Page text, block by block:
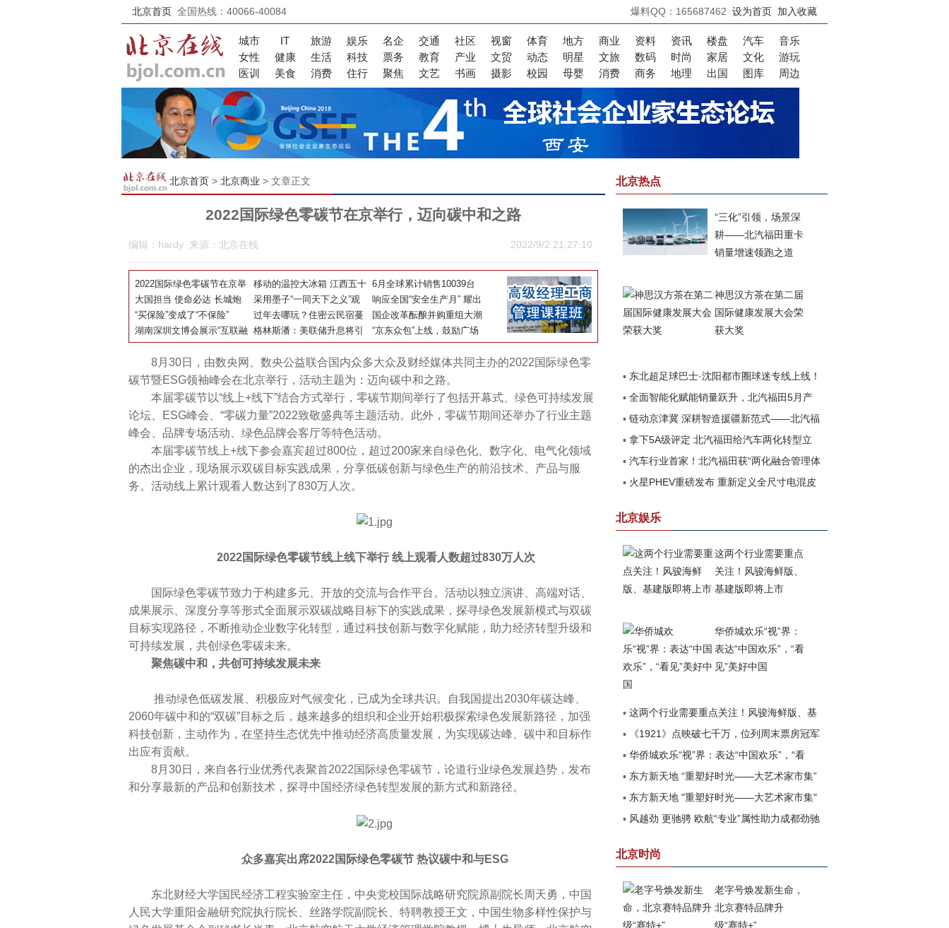
爆料QQ：165687462 设为首页 加入收藏
北京首页 全国热线：40066-40084
城市 IT 旅游 娱乐 名企 交通 社区 视窗 体育 地方 商业 资料 资讯 楼盘 汽车
音乐
女性
健康 生活 科技 票务 教育 产业 文贸 动态 明星 文旅 数码 时尚 家居 文化
游玩
医训
美食 消费 住行 聚焦 文艺 书画 摄影 校园 母婴 消费 商务 地理 出国 图库 周边
北京热点
“三化”引领，场景深
耕——北汽福田重卡
销量增速领跑之道
神思汉方茶在第二届
国际健康发展大会荣
获大奖
▪ 东北超足球巴士·沈阳都市圈球迷专线上线！
北汽福田助力书写文体旅融合新篇章
▪ 全面智能化赋能销量跃升，北汽福田5月产
销再攀高峰
▪ 链动京津冀 深耕智造援疆新范式——北汽福
田以新质生产力赋能边疆高质量发展
▪ 拿下5A级评定 北汽福田给汽车两化转型立
了一把尺
▪ 汽车行业首家！北汽福田获“两化融合管理体
系”与 “数字化转型管理体系”5A级评定
▪ 火星PHEV重磅发布 重新定义全尺寸电混皮
北京娱乐
这两个行业需要重点
关注！风骏海鲜版、
基建版即将上市
华侨城欢乐“视”界：
表达“中国欢乐”，“看
见”美好中国
▪ 这两个行业需要重点关注！风骏海鲜版、基
建版即将上市
▪
《1921》点映破七千万，位列周末票房冠军
▪ 华侨城欢乐“视”界：表达“中国欢乐”，“看
见”美好中国
▪ 东方新天地 “重塑好时光——大艺术家市集”
圆满落幕
▪ 东方新天地 "重塑好时光——大艺术家市集"
第四期已盛大开幕
▪ 风越劲 更驰骋 欧航“专业”属性助力成都劲驰
北京时尚
老字号焕发新生命，
北京赛特品牌升
级“赛特+”
北京首页> 北京商业 > 文章正文
2022国际绿色零碳节在京举行，迈向碳中和之路
2022/9/2 21:27:10
编辑：hardy 来源：北京在线
2022国际绿色零碳节在京举
行，迈向碳中和之路
移动的温控大冰箱 江西五十
铃翼放冷链车誓做美食守护
者
6月全球累计销售10039台
长城炮蝉联皮卡销量冠军
大国担当 使命必达 长城炮
护航罗布泊国家科考首站顺
利完成
采用墨子“一同天下之义”观
点 加强企业文化建设为企业
发展凝心聚力
响应全国“安全生产月” 耀出
行多措并举筑牢安全防线
“买保险”变成了“不保险”
过年去哪玩？住密云民宿蔓
湾小筑，水库冰钓吃鱼，看
冰瀑，私享五居独院！
国企改革酝酿并购重组大潮
湖南深圳文博会展示“互联融
合创新”成果
格林斯潘：美联储升息将引
发市场动荡
“京东众包”上线，鼓励广场
舞大妈送快递
8月30日，由数央网、数央公益联合国内众多大众及财经媒体共同主办的2022国际绿色零
碳节暨ESG领袖峰会在北京举行，活动主题为：迈向碳中和之路。
本届零碳节以“线上+线下”结合方式举行，零碳节期间举行了包括开幕式、绿色可持续发展
论坛、ESG峰会、“零碳力量”2022致敬盛典等主题活动。此外，零碳节期间还举办了行业主题
峰会、品牌专场活动、绿色品牌会客厅等特色活动。
本届零碳节线上+线下参会嘉宾超过800位，超过200家来自绿色化、数字化、电气化领域
的杰出企业，现场展示双碳目标实践成果，分享低碳创新与绿色生产的前沿技术、产品与服
务。活动线上累计观看人数达到了830万人次。
2022国际绿色零碳节线上线下举行 线上观看人数超过830万人次
国际绿色零碳节致力于构建多元、开放的交流与合作平台。活动以独立演讲、高端对话、
成果展示、深度分享等形式全面展示双碳战略目标下的实践成果，探寻绿色发展新模式与双碳
目标实现路径，不断推动企业数字化转型，通过科技创新与数字化赋能，助力经济转型升级和
可持续发展，共创绿色零碳未来。
聚焦碳中和，共创可持续发展未来
推动绿色低碳发展、积极应对气候变化，已成为全球共识。自我国提出2030年碳达峰、
2060年碳中和的“双碳”目标之后，越来越多的组织和企业开始积极探索绿色发展新路径，加强
科技创新，主动作为，在坚持生态优先中推动经济高质量发展，为实现碳达峰、碳中和目标作
出应有贡献。
8月30日，来自各行业优秀代表聚首2022国际绿色零碳节，论道行业绿色发展趋势，发布
和分享最新的产品和创新技术，探寻中国经济绿色转型发展的新方式和新路径。
众多嘉宾出席2022国际绿色零碳节 热议碳中和与ESG
东北财经大学国民经济工程实验室主任，中央党校国际战略研究院原副院长周天勇，中国
人民大学重阳金融研究院执行院长、丝路学院副院长、特聘教授王文，中国生物多样性保护与